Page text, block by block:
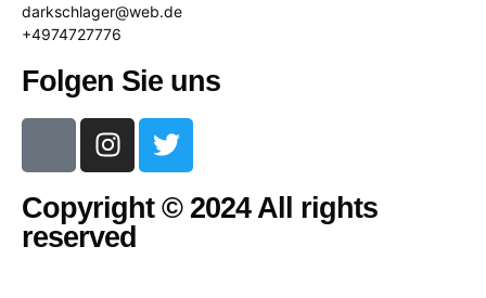
darkschlager@web.de
+4974727776
Folgen Sie uns
Copyright © 2024 All rights
reserved